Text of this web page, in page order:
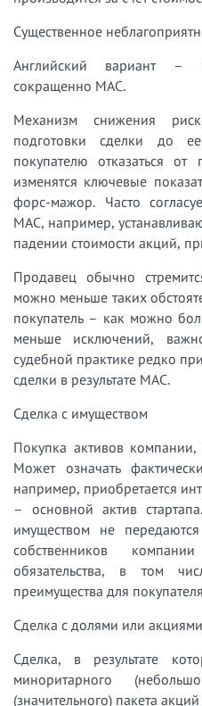
Существенное
Английский вариант –
сокращенно MAC.
Механизм снижения
подготовки сделки до
покупателю отказаться
изменятся ключевые
форс-мажор. Часто
MAC, например,
падении стоимости акций,
Продавец обычно
можно меньше таких
покупатель – как можно
меньше исключений,
судебной практике редко
сделки в результате MAC.
Сделка с имуществом
Покупка активов
Может означать
например, приобретается
– основной актив
имуществом не
собственников
обязательства, в том
преимущества для
Сделка с долями или
Сделка, в результате
миноритарного
(значительного) пакета